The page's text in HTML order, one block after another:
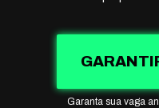
Garanta sua vaga